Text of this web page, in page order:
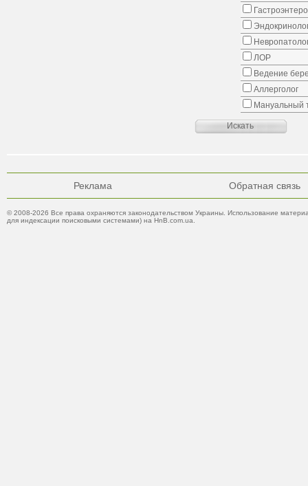
ЛОР
Ведение
Аллерголог
Мануальный
Реклама Обратная связь
© 2008-2026 Все права охраняются законодательством Украины. Использование
для индексации поисковыми системами) на HnB.com.ua.